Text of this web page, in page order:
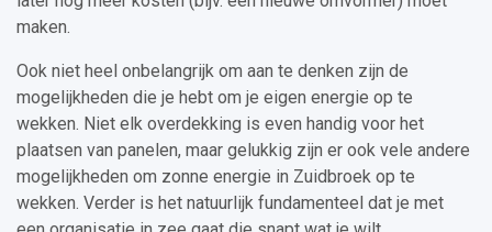
maken.
Ook niet heel onbelangrijk om aan te denken zijn de
mogelijkheden die je hebt om je eigen energie op te
wekken. Niet elk overdekking is even handig voor het
plaatsen van panelen, maar gelukkig zijn er ook vele andere
mogelijkheden om zonne energie in Zuidbroek op te
wekken. Verder is het natuurlijk fundamenteel dat je met